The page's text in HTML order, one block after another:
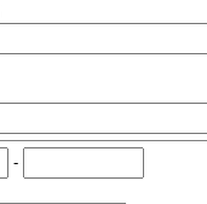
-